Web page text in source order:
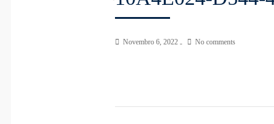
Novembro 6, 2022 No comments